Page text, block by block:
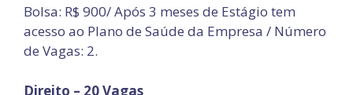
Bolsa: R$ 900/ Após 3 meses de Estágio tem
acesso ao Plano de Saúde da Empresa / Número
de Vagas: 2.
Direito – 20 Vagas